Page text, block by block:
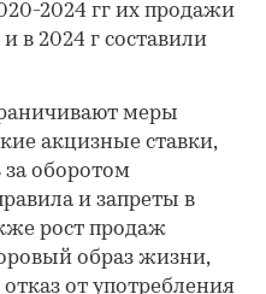
2024 гг их продажи
в 2024 г составили
меры
акцизные ставки,
оборотом
и запреты в
рост продаж
образ жизни,
от употребления